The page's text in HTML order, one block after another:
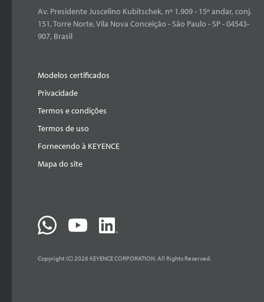
Av. Presidente Juscelino Kubitschek, nº 1.909 - 15º andar, conj.
151, Torre Norte, Vila Nova Conceição - São Paulo - SP - 04543-
907, Brasil
Modelos certificados
Privacidade
Termos e condições
Termos de uso
Fornecendo à KEYENCE
Mapa do site
Copyright (C) 2026 KEYENCE CORPORATION. All Rights Reserved.